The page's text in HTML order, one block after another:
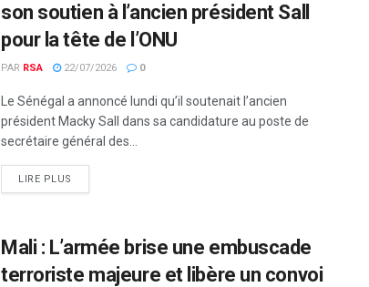
son soutien à l’ancien président Sall
pour la tête de l’ONU
PAR RSA 22/07/2026 0
Le Sénégal a annoncé lundi qu’il soutenait l’ancien
président Macky Sall dans sa candidature au poste de
secrétaire général des...
LIRE PLUS
Mali : L’armée brise une embuscade
terroriste majeure et libère un convoi